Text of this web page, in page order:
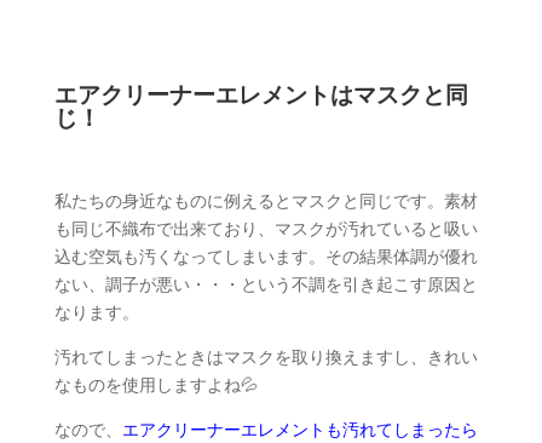
エアクリーナーエレメントはマスクと同
じ！
私たちの身近なものに例えるとマスクと同じです。素材
も同じ不織布で出来ており、マスクが汚れていると吸い
込む空気も汚くなってしまいます。その結果体調が優れ
ない、調子が悪い・・・という不調を引き起こす原因と
なります。
汚れてしまったときはマスクを取り換えますし、きれい
なものを使用しますよね💦
なので、 エアクリーナーエレメントも汚れてしまったら